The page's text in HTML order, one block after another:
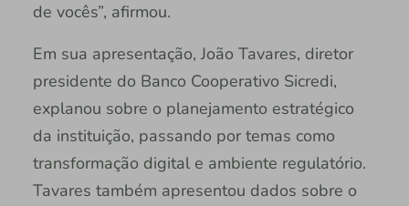
de vocês”, afirmou.
Em sua apresentação, João Tavares, diretor
presidente do Banco Cooperativo Sicredi,
explanou sobre o planejamento estratégico
da instituição, passando por temas como
transformação digital e ambiente regulatório.
Tavares também apresentou dados sobre o